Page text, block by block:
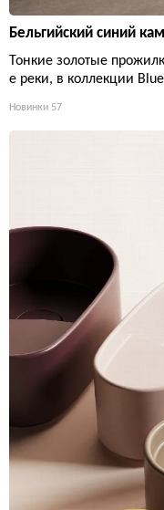
Бельгийский синий
Тонкие золотые
е реки, в коллекции
Новинки 57